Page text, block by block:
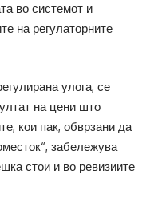
во системот и
на регулаторните
улога, се
на цени што
кои пак, обврзани да
забележува
стои и во ревизиите